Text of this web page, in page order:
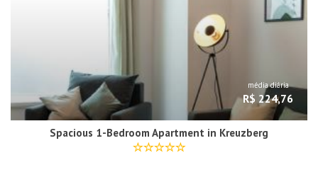
média diária
R$ 224,76
Spacious 1-Bedroom Apartment in Kreuzberg